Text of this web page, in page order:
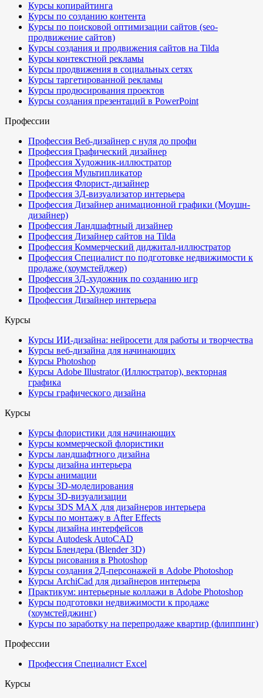
Курсы копирайтинга
Курсы по созданию контента
Курсы по поисковой оптимизации сайтов (seo-
продвижение сайтов)
Курсы создания и продвижения сайтов на Tilda
Курсы контекстной рекламы
Курсы продвижения в социальных сетях
Курсы таргетированной рекламы
Курсы продюсирования проектов
Курсы создания презентаций в PowerPoint
Профессии
Профессия Веб-дизайнер с нуля до профи
Профессия Графический дизайнер
Профессия Художник-иллюстратор
Профессия Мультипликатор
Профессия Флорист-дизайнер
Профессия 3Д-визуализатор интерьера
Профессия Дизайнер анимационной графики (Моушн-
дизайнер)
Профессия Ландшафтный дизайнер
Профессия Дизайнер сайтов на Tilda
Профессия Коммерческий диджитал-иллюстратор
Профессия Специалист по подготовке недвижимости к
продаже (хоумстейджер)
Профессия 3Д-художник по созданию игр
Профессия 2D-Художник
Профессия Дизайнер интерьера
Курсы
Курсы ИИ-дизайна: нейросети для работы и творчества
Курсы веб-дизайна для начинающих
Курсы Photoshop
Курсы Adobe Illustrator (Иллюстратор), векторная
графика
Курсы графического дизайна
Курсы
Курсы флористики для начинающих
Курсы коммерческой флористики
Курсы ландшафтного дизайна
Курсы дизайна интерьера
Курсы анимации
Курсы 3D-моделирования
Курсы 3D-визуализации
Курсы 3DS MAX для дизайнеров интерьера
Курсы по монтажу в After Effects
Курсы дизайна интерфейсов
Курсы Autodesk AutoCAD
Курсы Блендера (Blender 3D)
Курсы рисования в Photoshop
Курсы создания 2Д-персонажей в Adobe Photoshop
Курсы ArchiCad для дизайнеров интерьера
Практикум: интерьерные коллажи в Adobe Photoshop
Курсы подготовки недвижимости к продаже
(хоумстейджинг)
Курсы по заработку на перепродаже квартир (флиппинг)
Профессии
Профессия Специалист Excel
Курсы